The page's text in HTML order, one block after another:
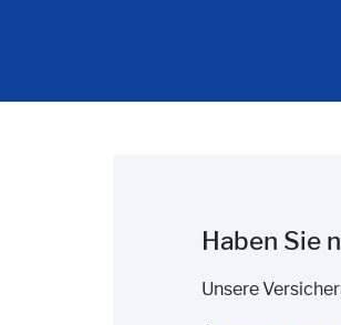
Haben Sie
Unsere